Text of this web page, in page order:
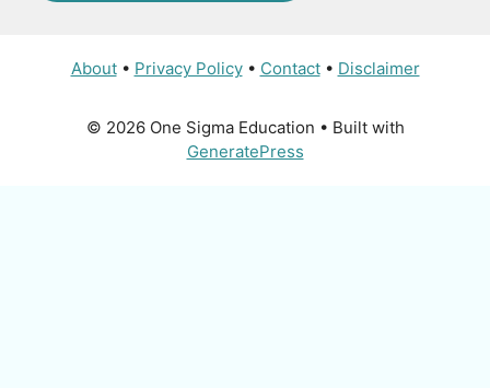
About• Privacy Policy• Contact• Disclaimer
© 2026 One Sigma Education • Built with
GeneratePress